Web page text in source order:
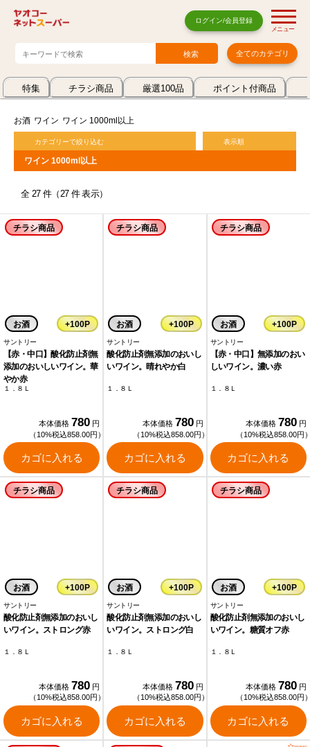
ログイン/会員登録
メニュー
全てのカテゴリ
特集 チラシ商品 厳選100品 ポイント付商品
お酒 ワイン ワイン 1000ml以上
カテゴリーで絞り込む 表示順
ワイン 1000ml以上
全 27 件（27 件 表示）
チラシ商品
お酒 +100P
サントリー
【赤・中口】酸化防止剤無
添加のおいしいワイン。華
やか赤
１．８Ｌ
本体価格 780 円
（10%税込858.00円）
カゴに入れる
チラシ商品
お酒 +100P
サントリー
酸化防止剤無添加のおいし
いワイン。晴れやか白
１．８Ｌ
本体価格 780 円
（10%税込858.00円）
カゴに入れる
チラシ商品
お酒 +100P
サントリー
【赤・中口】無添加のおい
しいワイン。濃い赤
１．８Ｌ
本体価格 780 円
（10%税込858.00円
カゴに入れる
チラシ商品
お酒 +100P
サントリー
酸化防止剤無添加のおいし
いワイン。ストロング赤
１．８Ｌ
本体価格 780 円
（10%税込858.00円）
カゴに入れる
チラシ商品
お酒 +100P
サントリー
酸化防止剤無添加のおいし
いワイン。ストロング白
１．８Ｌ
本体価格 780 円
（10%税込858.00円）
カゴに入れる
チラシ商品
お酒 +100P
サントリー
酸化防止剤無添加のおいし
いワイン。糖質オフ赤
１．８Ｌ
本体価格 780 円
（10%税込858.00円
カゴに入れる